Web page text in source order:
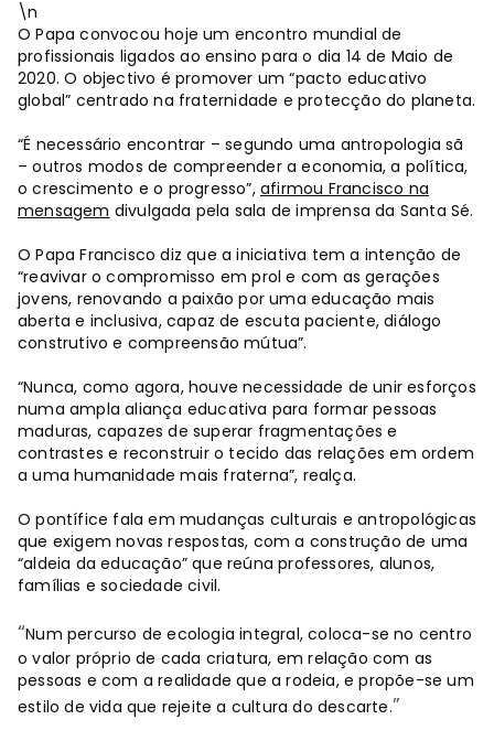
\n
O Papa convocou hoje um encontro mundial de
profissionais ligados ao ensino para o dia 14 de Maio de
2020. O objectivo é promover um “pacto educativo
global” centrado na fraternidade e protecção do planeta.
“É necessário encontrar – segundo uma antropologia sã
– outros modos de compreender a economia, a política,
o crescimento e o progresso”, afirmou Francisco na
mensagem divulgada pela sala de imprensa da Santa Sé.
O Papa Francisco diz que a iniciativa tem a intenção de
“reavivar o compromisso em prol e com as gerações
jovens, renovando a paixão por uma educação mais
aberta e inclusiva, capaz de escuta paciente, diálogo
construtivo e compreensão mútua”.
“Nunca, como agora, houve necessidade de unir esforços
numa ampla aliança educativa para formar pessoas
maduras, capazes de superar fragmentações e
contrastes e reconstruir o tecido das relações em ordem
a uma humanidade mais fraterna”, realça.
O pontífice fala em mudanças culturais e antropológicas
que exigem novas respostas, com a construção de uma
“aldeia da educação” que reúna professores, alunos,
famílias e sociedade civil.
“Num percurso de ecologia integral, coloca-se no centro
o valor próprio de cada criatura, em relação com as
pessoas e com a realidade que a rodeia, e propõe-se um
estilo de vida que rejeite a cultura do descarte.”